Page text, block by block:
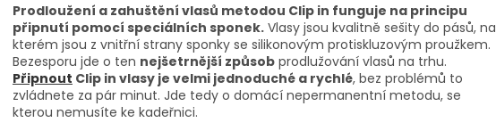
Prodloužení a zahuštění vlasů metodou Clip in funguje na principu
připnutí pomocí speciálních sponek. Vlasy jsou kvalitně sešity do pásů, na
kterém jsou z vnitřní strany sponky se silikonovým protiskluzovým proužkem.
Bezesporu jde o ten nejšetrnější způsob prodlužování vlasů na trhu.
Připnout Clip in vlasy je velmi jednoduché a rychlé, bez problémů to
zvládnete za pár minut. Jde tedy o domácí nepermanentní metodu, se
kterou nemusíte ke kadeřnici.